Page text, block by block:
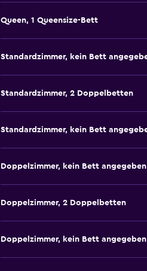
Queen, 1 Queensize-Bett
Standardzimmer, kein Bett
Standardzimmer, 2 Doppelbetten
Standardzimmer, kein Bett
Doppelzimmer, kein Bett angegeben
Doppelzimmer, 2 Doppelbetten
Doppelzimmer, kein Bett angegeben